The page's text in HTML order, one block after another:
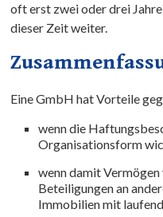
oft erst zwei oder drei
dieser Zeit weiter.
Eine GmbH hat Vorteile
wenn die
Organisationsform
wenn damit
Beteiligungen an
Immobilien mit